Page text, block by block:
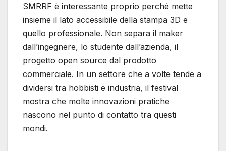
SMRRF è interessante proprio perché mette
insieme il lato accessibile della stampa 3D e
quello professionale. Non separa il maker
dall’ingegnere, lo studente dall’azienda, il
progetto open source dal prodotto
commerciale. In un settore che a volte tende a
dividersi tra hobbisti e industria, il festival
mostra che molte innovazioni pratiche
nascono nel punto di contatto tra questi
mondi.